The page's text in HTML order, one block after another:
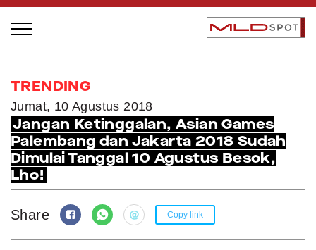
INSPIRING PEOPLE
INSPIRING PRODUCTS
INSPIRING PLACES
INSPIRING COMMUNITIES
TRENDING
TRENDING
Jumat, 10 Agustus 2018
Jangan Ketinggalan, Asian Games
Palembang dan Jakarta 2018 Sudah
Dimulai Tanggal 10 Agustus Besok,
Lho!
Share Copy link